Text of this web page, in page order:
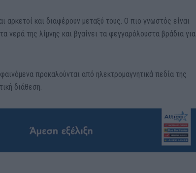
αρκετοί και διαφέρουν μεταξύ τους. Ο πιο γνωστός είναι
νερά της λίμνης και βγαίνει τα φεγγαρόλουστα βράδια για
προκαλούνται από ηλεκτρομαγνητικά πεδία της
διάθεση.